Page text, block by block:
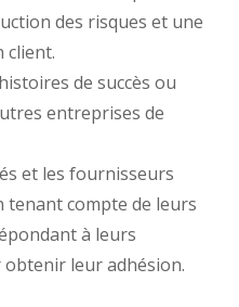
des risques et une
client.
de succès ou
entreprises de
et les fournisseurs
tenant compte de leurs
à leurs
leur adhésion.